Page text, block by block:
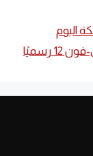
اليوم
رسميًا